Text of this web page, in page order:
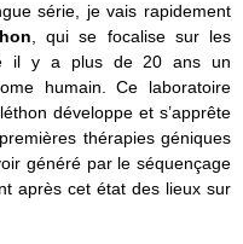
série, je vais rapidement
, qui se focalise sur les
il y a plus de 20 ans un
humain. Ce laboratoire
développe et s’apprête
thérapies géniques
généré par le séquençage
après cet état des lieux sur